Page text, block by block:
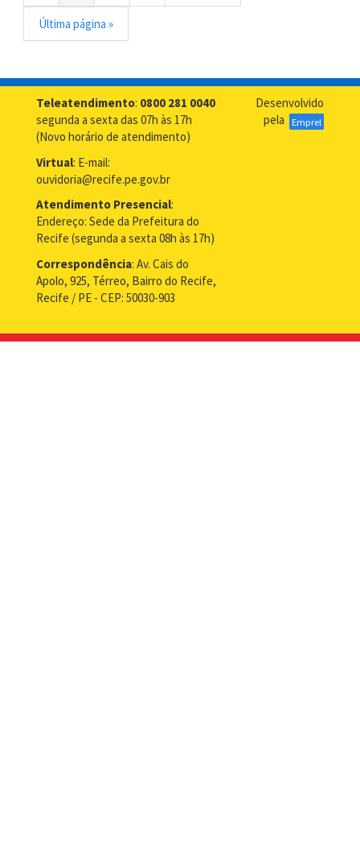
atual
página
Última
página
Última página »
Teleatendimento: 0800 281 0040
segunda a sexta das 07h às 17h
(Novo horário de atendimento)
Virtual: E-mail:
ouvidoria@recife.pe.gov.br
Atendimento Presencial:
Endereço: Sede da Prefeitura do
Recife (segunda a sexta 08h às 17h)
Correspondência: Av. Cais do
Apolo, 925, Térreo, Bairro do Recife,
Recife / PE - CEP: 50030-903
Desenvolvido
pela
Emprel